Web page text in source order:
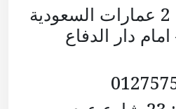
فرع مدينة نصر : 2 عمارات السعودية
دار الدفاع